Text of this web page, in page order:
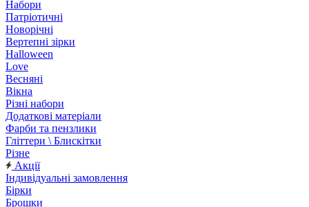
Набори
Патріотичні
Новорічні
Вертепні зірки
Halloween
Love
Весняні
Вікна
Різні набори
Додаткові матеріали
Фарби та пензлики
Гліттери \ Блискітки
Різне
Акції
Індивідуальні замовлення
Бірки
Брошки